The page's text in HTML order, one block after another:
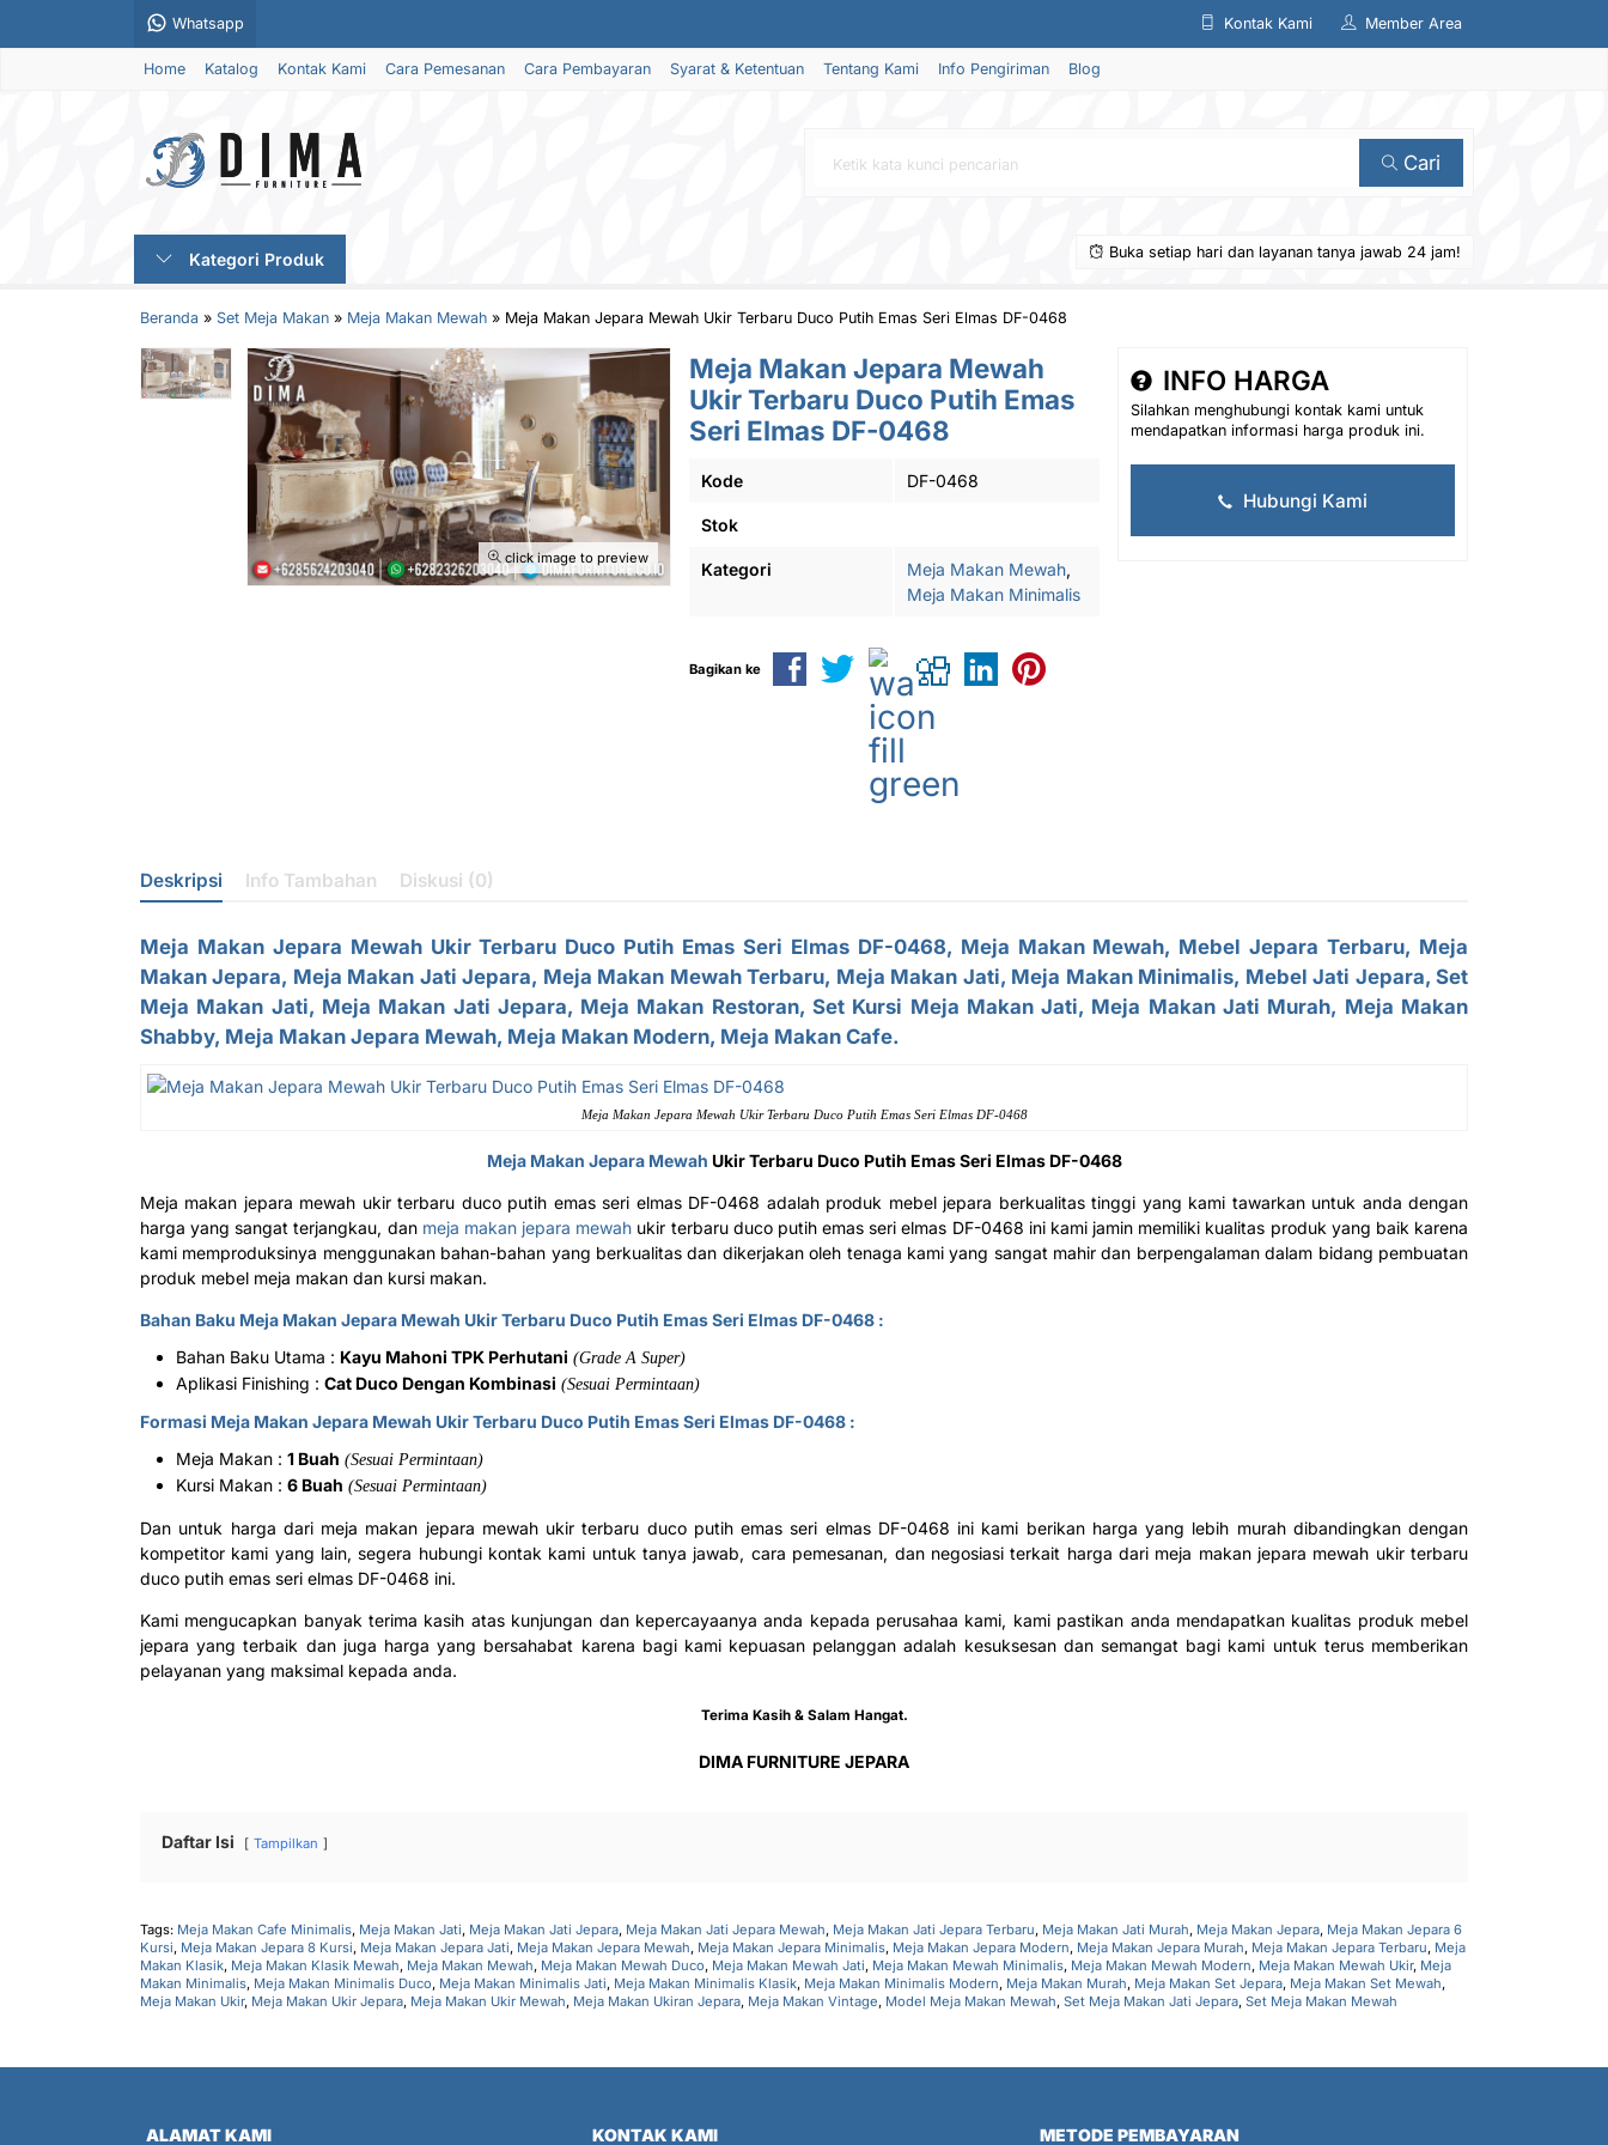
Whatsapp Kontak Kami Member Area
Home Katalog Kontak Kami Cara Pemesanan Cara Pembayaran Syarat & Ketentuan Tentang Kami Info Pengiriman Blog
Cari
Kategori Produk Buka setiap hari dan layanan tanya jawab 24 jam!
Beranda » Set Meja Makan » Meja Makan Mewah » Meja Makan Jepara Mewah Ukir Terbaru Duco Putih Emas Seri Elmas DF-0468
click image to preview
Meja Makan Jepara Mewah
Ukir Terbaru Duco Putih Emas
Seri Elmas DF-0468
Kode DF-0468
Stok
Kategori Meja Makan Mewah,
Meja Makan Minimalis
INFO HARGA
Silahkan menghubungi kontak kami untuk
mendapatkan informasi harga produk ini.
Hubungi Kami
Bagikan ke
Deskripsi Info Tambahan Diskusi (0)
Meja Makan Jepara MewahUkir Terbaru Duco Putih Emas Seri Elmas DF-0468, Meja Makan Mewah, Mebel Jepara Terbaru, Meja
Makan Jepara, Meja Makan Jati Jepara, Meja Makan Mewah Terbaru, Meja Makan Jati, Meja Makan Minimalis, Mebel Jati Jepara, Set
Meja Makan Jati, Meja Makan Jati Jepara, Meja Makan Restoran, Set Kursi Meja Makan Jati, Meja Makan Jati Murah, Meja Makan
Shabby, Meja Makan Jepara Mewah, Meja Makan Modern, Meja Makan Cafe.
Meja Makan Jepara Mewah Ukir Terbaru Duco Putih Emas Seri Elmas DF-0468
Meja Makan Jepara Mewah Ukir Terbaru Duco Putih Emas Seri Elmas DF-0468
Meja makan jepara mewah ukir terbaru duco putih emas seri elmas DF-0468 adalah produk mebel jepara berkualitas tinggi yang kami tawarkan untuk anda dengan
harga yang sangat terjangkau, dan meja makan jepara mewah ukir terbaru duco putih emas seri elmas DF-0468 ini kami jamin memiliki kualitas produk yang baik karena
kami memproduksinya menggunakan bahan-bahan yang berkualitas dan dikerjakan oleh tenaga kami yang sangat mahir dan berpengalaman dalam bidang pembuatan
produk mebel meja makan dan kursi makan.
Bahan Baku Meja Makan Jepara Mewah Ukir Terbaru Duco Putih Emas Seri Elmas DF-0468 :
Bahan Baku Utama : Kayu Mahoni TPK Perhutani (Grade A Super)
Aplikasi Finishing : Cat Duco Dengan Kombinasi (Sesuai Permintaan)
Formasi Meja Makan Jepara Mewah Ukir Terbaru Duco Putih Emas Seri Elmas DF-0468 :
Meja Makan : 1 Buah (Sesuai Permintaan)
Kursi Makan : 6 Buah (Sesuai Permintaan)
Dan untuk harga dari meja makan jepara mewah ukir terbaru duco putih emas seri elmas DF-0468 ini kami berikan harga yang lebih murah dibandingkan dengan
kompetitor kami yang lain, segera hubungi kontak kami untuk tanya jawab, cara pemesanan, dan negosiasi terkait harga dari meja makan jepara mewah ukir terbaru
duco putih emas seri elmas DF-0468 ini.
Kami mengucapkan banyak terima kasih atas kunjungan dan kepercayaanya anda kepada perusahaa kami, kami pastikan anda mendapatkan kualitas produk mebel
jepara yang terbaik dan juga harga yang bersahabat karena bagi kami kepuasan pelanggan adalah kesuksesan dan semangat bagi kami untuk terus memberikan
pelayanan yang maksimal kepada anda.
Terima Kasih & Salam Hangat.
DIMA FURNITURE JEPARA
Daftar Isi Tampilkan
Tags: Meja Makan Cafe Minimalis, Meja Makan Jati, Meja Makan Jati Jepara, Meja Makan Jati Jepara Mewah, Meja Makan Jati Jepara Terbaru, Meja Makan Jati Murah, Meja Makan Jepara, Meja Makan Jepara 6
Kursi, Meja Makan Jepara 8 Kursi, Meja Makan Jepara Jati, Meja Makan Jepara Mewah, Meja Makan Jepara Minimalis, Meja Makan Jepara Modern, Meja Makan Jepara Murah, Meja Makan Jepara Terbaru, Meja
Makan Klasik, Meja Makan Klasik Mewah, Meja Makan Mewah, Meja Makan Mewah Duco, Meja Makan Mewah Jati, Meja Makan Mewah Minimalis, Meja Makan Mewah Modern, Meja Makan Mewah Ukir, Meja
Makan Minimalis, Meja Makan Minimalis Duco, Meja Makan Minimalis Jati, Meja Makan Minimalis Klasik, Meja Makan Minimalis Modern, Meja Makan Murah, Meja Makan Set Jepara, Meja Makan Set Mewah,
Meja Makan Ukir, Meja Makan Ukir Jepara, Meja Makan Ukir Mewah, Meja Makan Ukiran Jepara, Meja Makan Vintage, Model Meja Makan Mewah, Set Meja Makan Jati Jepara, Set Meja Makan Mewah
ALAMAT KAMI KONTAK KAMI METODE PEMBAYARAN